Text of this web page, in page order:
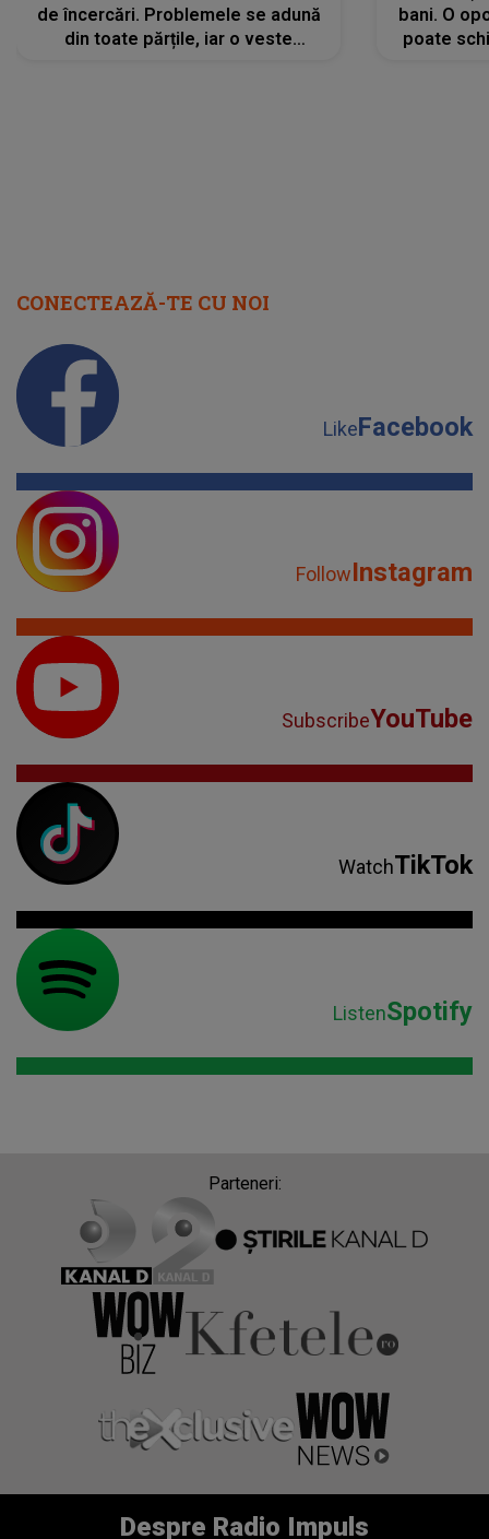
de încercări. Problemele se adună
din toate părțile, iar o veste
bani. O
poate
CONECTEAZĂ-TE CU NOI
LikeFacebook
FollowInstagram
SubscribeYouTube
WatchTikTok
ListenSpotify
Parteneri:
Despre Radio Impuls